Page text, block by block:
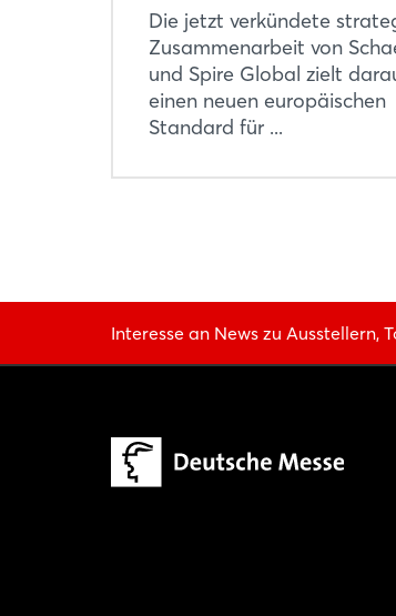
Die jetzt verkündete
Zusammenarbeit von
und Spire Global zielt
einen neuen europäischen
Standard für ...
Interesse an News zu Ausstellern,